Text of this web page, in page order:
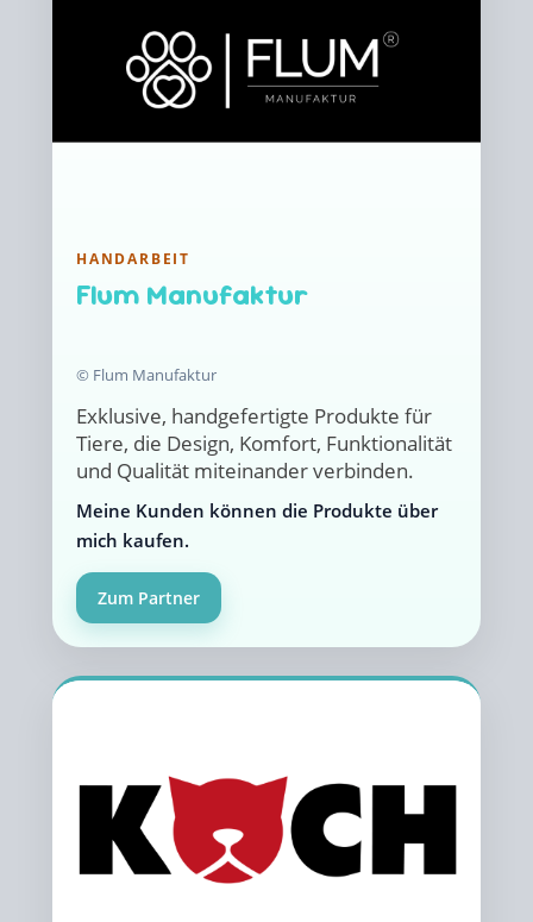
HANDARBEIT
Flum Manufaktur
© Flum Manufaktur
Exklusive, handgefertigte Produkte für
Tiere, die Design, Komfort, Funktionalität
und Qualität miteinander verbinden.
Meine Kunden können die Produkte über
mich kaufen.
Zum Partner